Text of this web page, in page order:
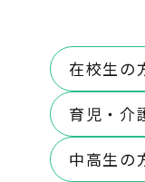
在校生の
育児・介
中高生の